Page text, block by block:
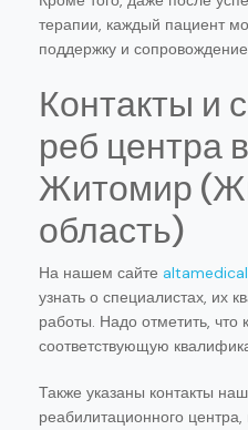
терапии, каждый пациент
поддержку и
Контакты и
реб центра
Житомир
область)
На нашем сайте
узнать о специалистах, их
работы. Надо отметить,
соответствующую
Также указаны контакты
реабилитационного